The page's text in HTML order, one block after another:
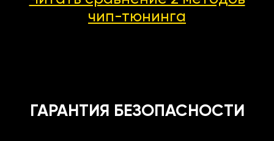
чип-тюнинга
ГАРАНТИЯ БЕЗОПАСНОСТИ